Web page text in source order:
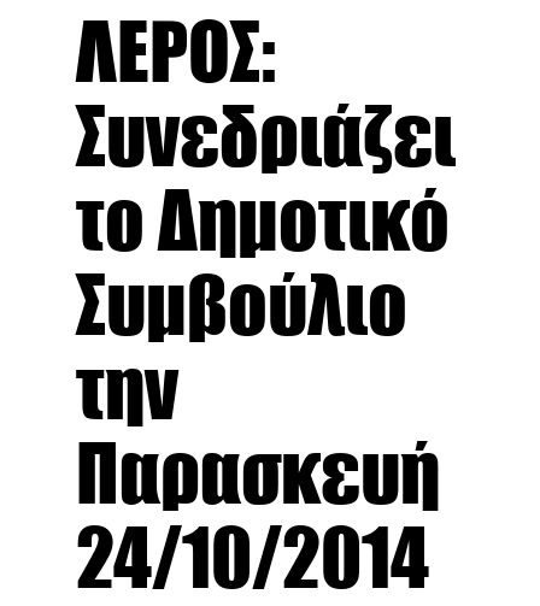
ΛΕΡΟΣ:
Συνεδριάζει
το Δημοτικό
Συμβούλιο
την
Παρασκευή
24/10/2014